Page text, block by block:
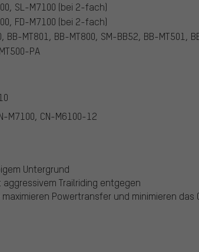
SL-M7100 (bei 2-fach)
FD-M7100 (bei 2-fach)
BB-MT801, BB-MT800, SM-BB52, BB-MT501,
PA
M7100, CN-M6100-12
Untergrund
Trailriding entgegen
Powertransfer und minimieren das